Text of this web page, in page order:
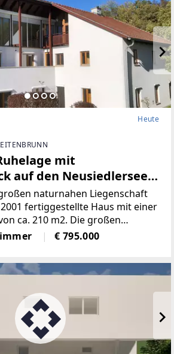
Heute
mit
auf den Neusiedlersee
naturnahen Liegenschaft
fertiggestellte Haus mit einer
ca. 210 m2. Die großen
Tageslicht und ermöglichen auf
einenaußergewöhnlichen Blick
€ 795.000